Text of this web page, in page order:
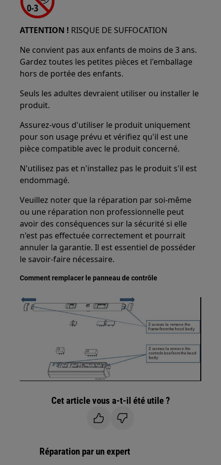
ATTENTION ! RISQUE DE SUFFOCATION
Ne convient pas aux enfants de moins de 3 ans.
Gardez toutes les petites pièces et l'emballage
hors de portée des enfants.
Seuls les adultes devraient utiliser ou installer le
produit.
Assurez-vous d'utiliser le produit uniquement
pour son usage prévu et vérifiez qu'il est une
pièce compatible avec le produit concerné.
N'utilisez pas et n'installez pas le produit s'il est
endommagé.
Veuillez noter que la réparation par soi-même
ou une réparation non professionnelle peut
avoir des conséquences sur la sécurité si elle
n'est pas effectuée correctement et pourrait
annuler la garantie. Il est essentiel de posséder
le savoir-faire nécessaire.
Comment remplacer le panneau de contrôle
Cet article vous a-t-il été utile ?
Réparation par un expert